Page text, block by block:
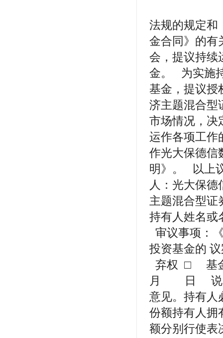
法规的规定和
金合同》的有
会，提议持续
金。 为实施
基金，提议授
济主题混合型
市场情况，决
运作各项工作
作光大保德信
明》。
人：光大保
主题混合型
持有人姓名
审议事项：
投资基金
弃权 □ 基
月 日 说明
意见。持有人
份额持有人拥
额分别行使表